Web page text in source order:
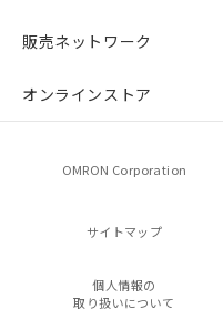
販売ネットワーク
オンラインストア
OMRON Corporation
サイトマップ
個人情報の
取り扱いについて